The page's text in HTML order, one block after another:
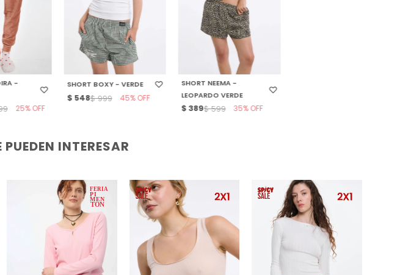
TALLE
-
25
SELECCIONAR TALLE
SHORT BOXY - VERDE
$ 548$ 999 45
SELECCIONAR TALLE
SHORT NEEMA -
LEOPARDO VERDE
$ 389$ 599 35
INTERESAR